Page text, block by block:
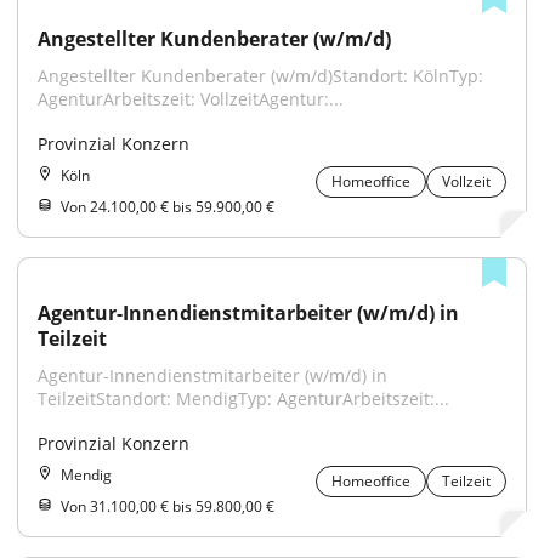
Angestellter Kundenberater (w/m/d)
Angestellter Kundenberater (w/m/d)Standort: KölnTyp:
AgenturArbeitszeit: VollzeitAgentur:...
Provinzial Konzern
Köln Homeoffice
Vollzeit
Von 24.100,00 € bis 59.900,00 €
Agentur-Innendienstmitarbeiter (w/m/d) in
Teilzeit
Agentur-Innendienstmitarbeiter (w/m/d) in
TeilzeitStandort: MendigTyp: AgenturArbeitszeit:...
Provinzial Konzern
Mendig Homeoffice
Teilzeit
Von 31.100,00 € bis 59.800,00 €